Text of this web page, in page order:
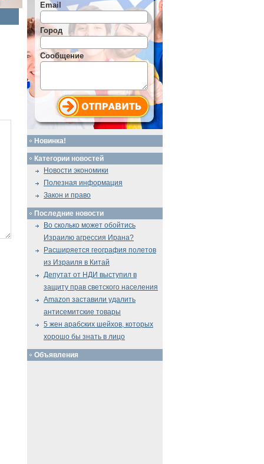
Email
Город
Сообщение
Новинка!
Категории новостей
Новости экономики
Полезная информация
Закон и право
Последние новости
Во сколько может обойтись
Израилю агрессия Ирана?
Расширяется география полетов
из Израиля в Китай
Депутат от НДИ выступил в
защиту прав светского населения
Amazon заставили удалить
антисемитские товары
5 жен арабских шейхов, которых
хорошо бы знать в лицо
Объявления